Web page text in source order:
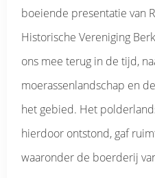
boeiende presentatie van
Historische Vereniging
ons mee terug in de tijd,
moerassenlandschap en
het gebied. Het
hierdoor ontstond, gaf
waaronder de boerderij